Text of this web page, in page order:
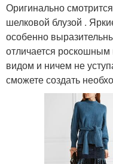
Оригинально
шелковой блузой .
особенно
отличается
видом и ничем не
сможете создать